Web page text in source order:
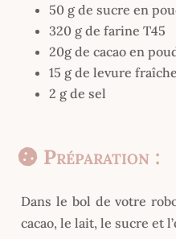
50 g de sucre en
320 g de farine T45
20g de cacao en
15 g de levure
2 g de sel
Préparation :
Dans le bol de votre
cacao, le lait, le sucre et